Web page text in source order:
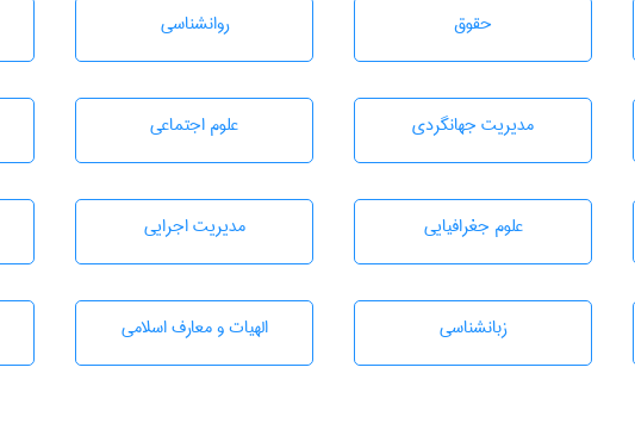
حقوق روانشناسی
مديريت جهانگردی علوم اجتماعی
علوم جغرافيايی مديريت اجرايی
زبانشناسی الهیات و معارف اسلامی